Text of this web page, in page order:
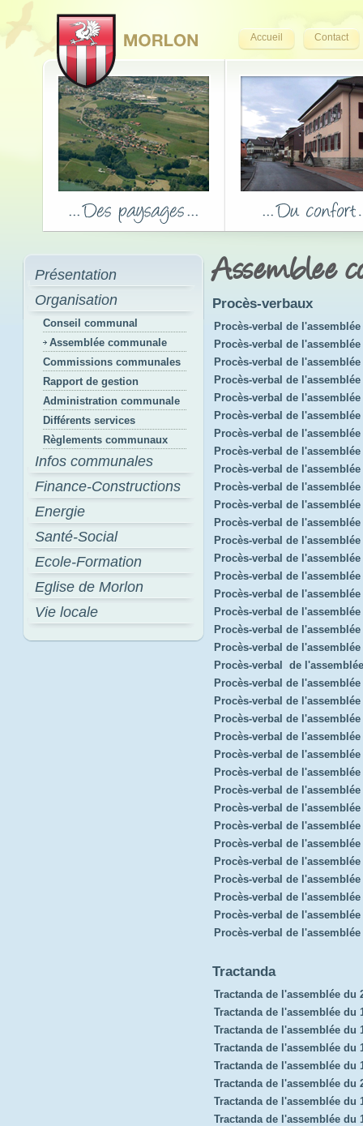
Accueil Contact
Présentation
Organisation
Conseil communal
Assemblée communale
Commissions communales
Rapport de gestion
Administration communale
Différents services
Règlements communaux
Infos communales
Finance-Constructions
Energie
Santé-Social
Ecole-Formation
Eglise de Morlon
Vie locale
Assemblee
Procès-verbaux
Procès-verbal de
Procès-verbal de
Procès-verbal de
Procès-verbal de
Procès-verbal de
Procès-verbal de
Procès-verbal de
Procès-verbal de
Procès-verbal de
Procès-verbal de
Procès-verbal de
Procès-verbal de
Procès-verbal de
Procès-verbal de
Procès-verbal de
Procès-verbal de
Procès-verbal de
Procès-verbal de
Procès-verbal de
Procès-verbal de
Procès-verbal de
Procès-verbal de
Procès-verbal de
Procès-verbal de
Procès-verbal de
Procès-verbal de
Procès-verbal de
Procès-verbal de
Procès-verbal de
Procès-verbal de
Procès-verbal de
Procès-verbal de
Procès-verbal de
Procès-verbal de
Procès-verbal de
Tractanda
Tractanda de l'assemblée du
Tractanda de l'assemblée du
Tractanda de l'assemblée du
Tractanda de l'assemblée du
Tractanda de l'assemblée du
Tractanda de l'assemblée du
Tractanda de l'assemblée du
Tractanda de l'assemblée du